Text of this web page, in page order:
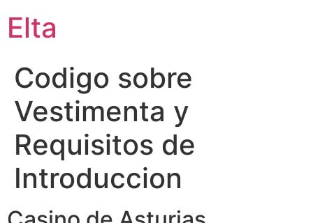
Elta
Codigo sobre
Vestimenta y
Requisitos de
Introduccion